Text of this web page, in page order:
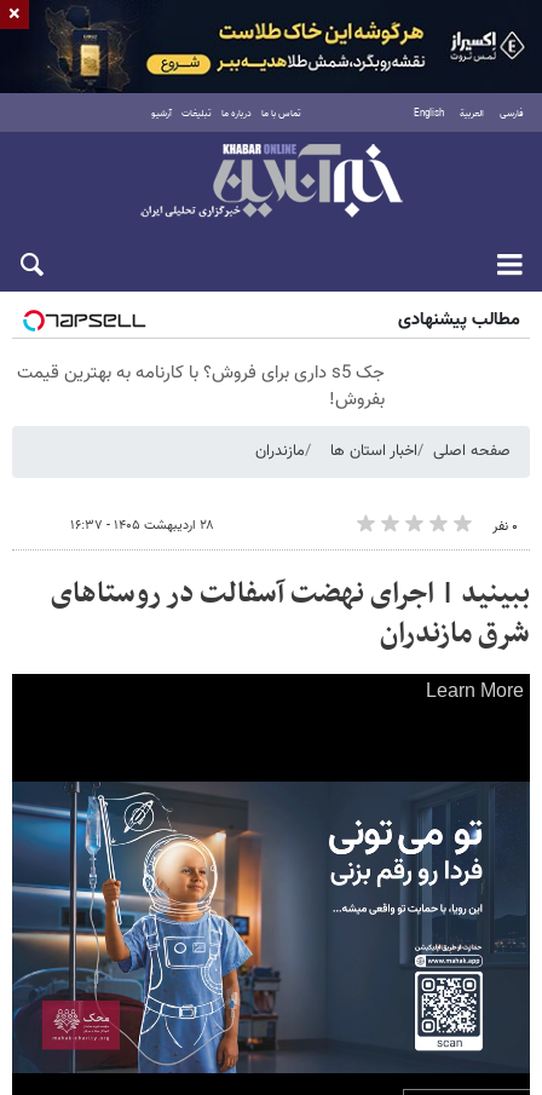
فارسی العربية English تماس با ما درباره ما تبلیغات آرشیو
پنجشنبه ۱۵ مرداد ۱۴۰۵
مطالب پیشنهادی
جک s5 داری برای فروش؟ با کارنامه به بهترین قیمت
بفروش!
صفحه اصلی اخبار استان ها مازندران
۰ نفر ۲۸ اردیبهشت ۱۴۰۵ - ۱۶:۳۷
ببینید | اجرای نهضت آسفالت در روستاهای
شرق مازندران
×